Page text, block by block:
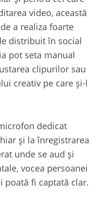
video, această
a realiza foarte
distribuit în social
pot seta manual
clipurilor sau
creativ pe care și-l
dedicat
și la înregistrarea
unde se aud și
vocea persoanei
poată fi captată clar.